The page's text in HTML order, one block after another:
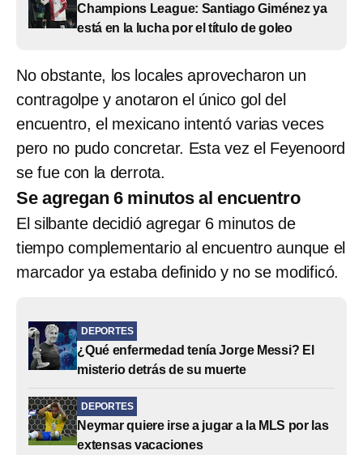
Champions League: Santiago Giménez ya
está en la lucha por el título de goleo
No obstante, los locales aprovecharon un
contragolpe y anotaron el único gol del
encuentro, el mexicano intentó varias veces
pero no pudo concretar. Esta vez el Feyenoord
se fue con la derrota.
Se agregan 6 minutos al encuentro
El silbante decidió agregar 6 minutos de
tiempo complementario al encuentro aunque el
marcador ya estaba definido y no se modificó.
DEPORTES
¿Qué enfermedad tenía Jorge Messi? El
misterio detrás de su muerte
DEPORTES
Neymar quiere irse a jugar a la MLS por las
extensas vacaciones